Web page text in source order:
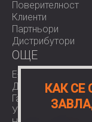
Поверителност
Клиенти
Партньори
Дистрибутори
OЩЕ
E-Shop
Доставки
Гаранции
Условия за
КАК СЕ